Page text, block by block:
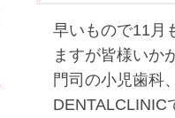
早いもので11月
ますが皆様いか
門司の小児歯科
DENTALCLINIC